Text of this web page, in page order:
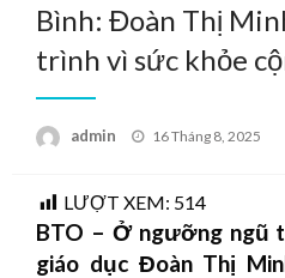
Bình: Đoàn Thị
trình vì sức khỏe
admin
Posted
16 Tháng 8, 2025
LƯỢT XEM: 514
BTO – Ở ngưỡng ngũ
giáo dục Đoàn Thị